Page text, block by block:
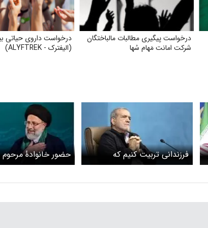
درخواست پیگیری مطالبات مالباختگان
شرکت امانت مَهام سُها
درخواست داروی حیاتی
(الیفترک - ALYFTREK)
فرزندانی تربیت کنیم که
فکرشان سرزمین خودشان
حضور خانوادۀ
محل سقوط